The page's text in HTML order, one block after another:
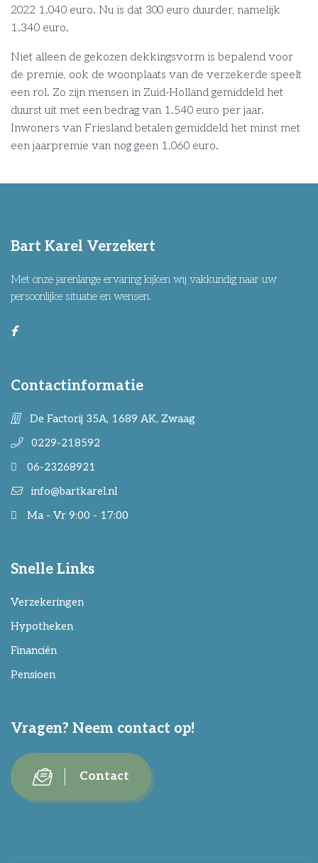
2022 1.040 euro. Nu is dat 300 euro duurder, namelijk
1.340 euro.
Niet alleen de gekozen dekkingsvorm is bepalend voor
de premie, ook de woonplaats van de verzekerde speelt
een rol. Zo zijn mensen in Zuid-Holland gemiddeld het
duurst uit met een bedrag van 1.540 euro per jaar.
Inwoners van Friesland betalen gemiddeld het minst met
een jaarpremie van nog geen 1.060 euro.
Bart Karel Verzekert
Met onze jarenlange ervaring kijken wij vakkundig naar uw
persoonlijke situatie en wensen.
Contactinformatie
De Factorij 35A, 1689 AK, Zwaag
0229-218592
06-23268921
info@bartkarel.nl
Ma - Vr 9:00 - 17:00
Snelle Links
Verzekeringen
Hypotheken
Financiën
Pensioen
Vragen? Neem contact op!
Contact